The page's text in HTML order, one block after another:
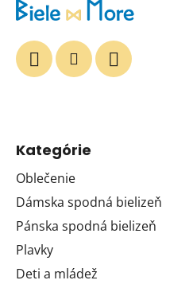
Kategórie
Oblečenie
Dámska spodná bielizeň
Pánska spodná bielizeň
Plavky
Deti a mládež